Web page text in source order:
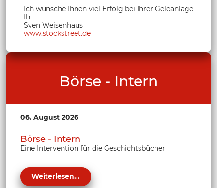
Ich wünsche Ihnen viel Erfolg bei Ihrer Geldanlage
Ihr
Sven Weisenhaus
www.stockstreet.de
Börse - Intern
06. August 2026
Börse - Intern
Eine Intervention für die Geschichtsbücher
Weiterlesen...